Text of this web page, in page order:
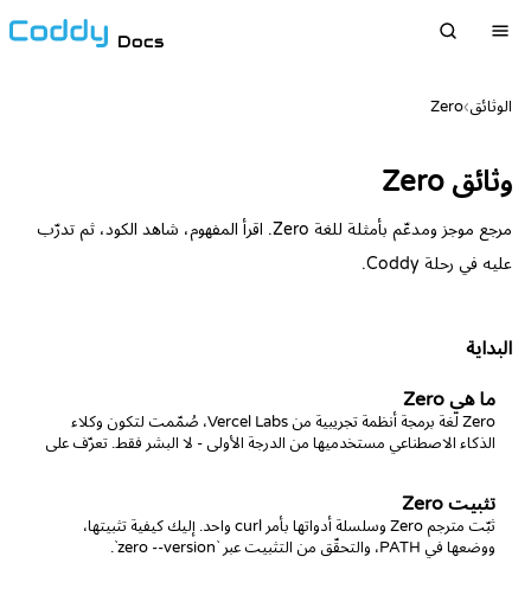
Docs
الوثائق›
Zero
وثائق Zero
مرجع موجز ومدعّم بأمثلة للغة Zero. اقرأ المفهوم، شاهد الكود، ثم تدرّب
عليه في رحلة Coddy.
البداية
ما هي Zero
‏Zero لغة برمجة أنظمة تجريبية من Vercel Labs، صُمّمت لتكون وكلاء
الذكاء الاصطناعي مستخدميها من الدرجة الأولى - لا البشر فقط. تعرّف على
تثبيت Zero
ثبّت مترجم Zero وسلسلة أدواتها بأمر curl واحد. إليك كيفية تثبيتها،
ووضعها في PATH، والتحقّق من التثبيت عبر `zero --version`.